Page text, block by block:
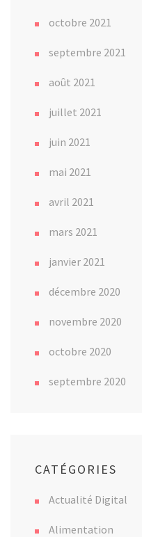
octobre 2021
septembre 2021
août 2021
juillet 2021
juin 2021
mai 2021
avril 2021
mars 2021
janvier 2021
décembre 2020
novembre 2020
octobre 2020
septembre 2020
CATÉGORIES
Actualité Digital
Alimentation